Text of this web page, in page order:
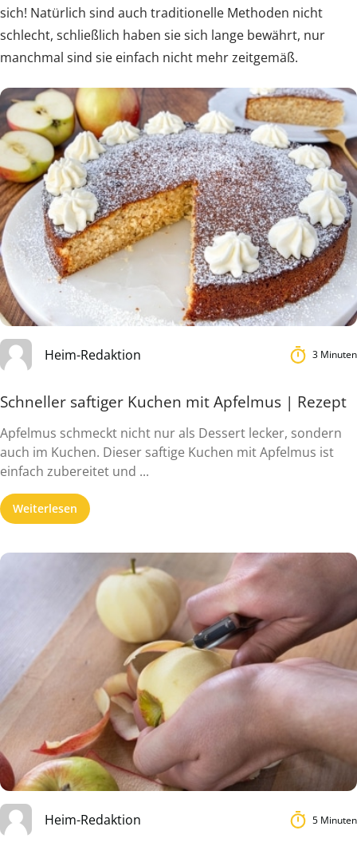
sich! Natürlich sind auch traditionelle Methoden nicht
schlecht, schließlich haben sie sich lange bewährt, nur
manchmal sind sie einfach nicht mehr zeitgemäß.
Heim-Redaktion 3 Minuten
Schneller saftiger Kuchen mit Apfelmus | Rezept
Apfelmus schmeckt nicht nur als Dessert lecker, sondern
auch im Kuchen. Dieser saftige Kuchen mit Apfelmus ist
einfach zubereitet und ...
Weiterlesen
Heim-Redaktion 5 Minuten